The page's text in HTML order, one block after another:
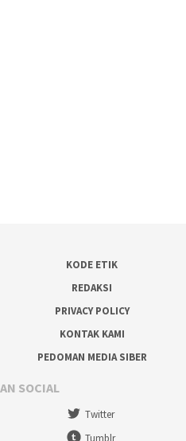
KODE ETIK
REDAKSI
PRIVACY POLICY
KONTAK KAMI
PEDOMAN MEDIA SIBER
SOCIAL
Twitter
Tumblr